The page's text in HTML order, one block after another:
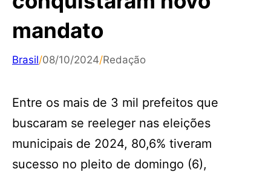
mandato
Brasil/08/10/2024/Redação
Entre os mais de 3 mil prefeitos que
buscaram se reeleger nas eleições
municipais de 2024, 80,6% tiveram
sucesso no pleito de domingo (6),